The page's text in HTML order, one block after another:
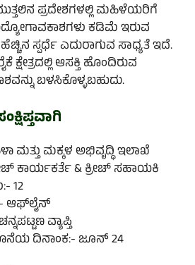
ಪ್ರದೇಶಗಳಲ್ಲಿ ಮಹಿಳೆಯರಿಗೆ
ಕಡಿಮೆ ಇರುವ
ಸ್ಪರ್ಧೆ ಎದುರಾಗುವ ಸಾಧ್ಯತೆ ಇದೆ.
ಕ್ಷೇತ್ರದಲ್ಲಿ ಆಸಕ್ತಿ ಹೊಂದಿರುವ
ಬಳಸಿಕೊಳ್ಳಬಹುದು.
ಮತ್ತು ಮಕ್ಕಳ ಅಭಿವೃದ್ಧಿ ಇಲಾಖೆ
ಕಾರ್ಯಕರ್ತೆ & ಕ್ರೀಚ್ ಸಹಾಯಕಿ
12
ಆಫ್‌ಲೈನ್
ವ್ಯಾಪ್ತಿ
ದಿನಾಂಕ:- ಜೂನ್ 24